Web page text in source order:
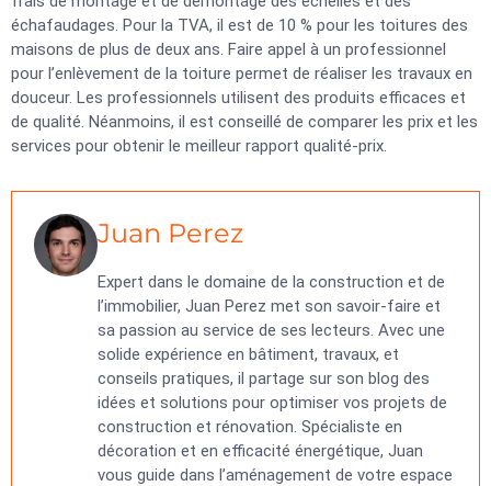
échafaudages. Pour la TVA, il est de 10 % pour les toitures des
maisons de plus de deux ans. Faire appel à un professionnel
pour l’enlèvement de la toiture permet de réaliser les travaux en
douceur. Les professionnels utilisent des produits efficaces et
de qualité. Néanmoins, il est conseillé de comparer les prix et les
services pour obtenir le meilleur rapport qualité-prix.
Juan Perez
Expert dans le domaine de la construction et de
l’immobilier, Juan Perez met son savoir-faire et
sa passion au service de ses lecteurs. Avec une
solide expérience en bâtiment, travaux, et
conseils pratiques, il partage sur son blog des
idées et solutions pour optimiser vos projets de
construction et rénovation. Spécialiste en
décoration et en efficacité énergétique, Juan
vous guide dans l’aménagement de votre espace